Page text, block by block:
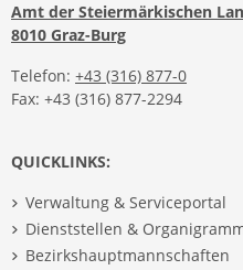
Amt der Steiermärkischen
8010 Graz-Burg
Telefon: +43 (316) 877-0
Fax: +43 (316) 877-2294
QUICKLINKS:
Verwaltung & Serviceportal
Dienststellen &
Bezirkshauptmannschaften